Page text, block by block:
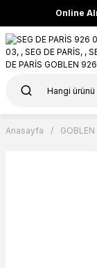
Online
Anasayfa GOBLEN